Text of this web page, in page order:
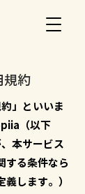
約
」といいま
（以下
本サービス
する条件なら
します。）